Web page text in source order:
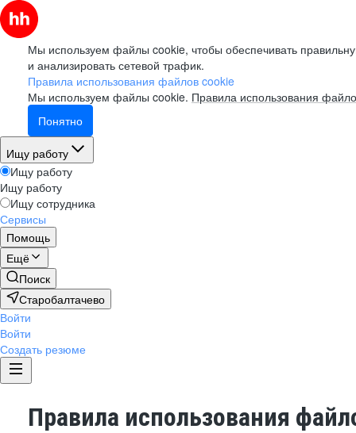
Мы используем файлы cookie, чтобы обеспечивать
и анализировать сетевой трафик.
Правила использования файлов cookie
Мы используем файлы cookie. Правила использования
Понятно
Ищу работу
Ищу работу
Ищу работу
Ищу сотрудника
Сервисы
Помощь
Ещё
Поиск
Старобалтачево
Войти
Войти
Создать резюме
Правила использования